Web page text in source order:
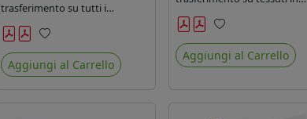
trasferimento su tutti i
materiali in poliestere.
Preferiti
Aggiungi al Carrello
poliestere nel settore
sportwear .
Preferiti
Aggiungi al Carrello